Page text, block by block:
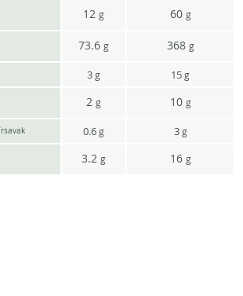
12 g 60 g
73.6 g 368 g
3g 15g
2 g 10 g
0.6g 3 g
3.2 g 16 g